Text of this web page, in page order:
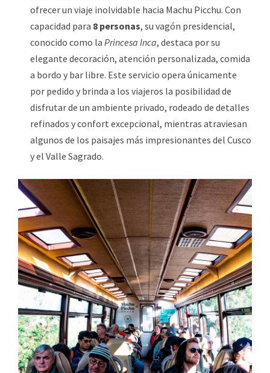
ofrecer un viaje inolvidable hacia Machu Picchu. Con
capacidad para 8 personas, su vagón presidencial,
conocido como la Princesa Inca, destaca por su
elegante decoración, atención personalizada, comida
a bordo y bar libre. Este servicio opera únicamente
por pedido y brinda a los viajeros la posibilidad de
disfrutar de un ambiente privado, rodeado de detalles
refinados y confort excepcional, mientras atraviesan
algunos de los paisajes más impresionantes del Cusco
y el Valle Sagrado.